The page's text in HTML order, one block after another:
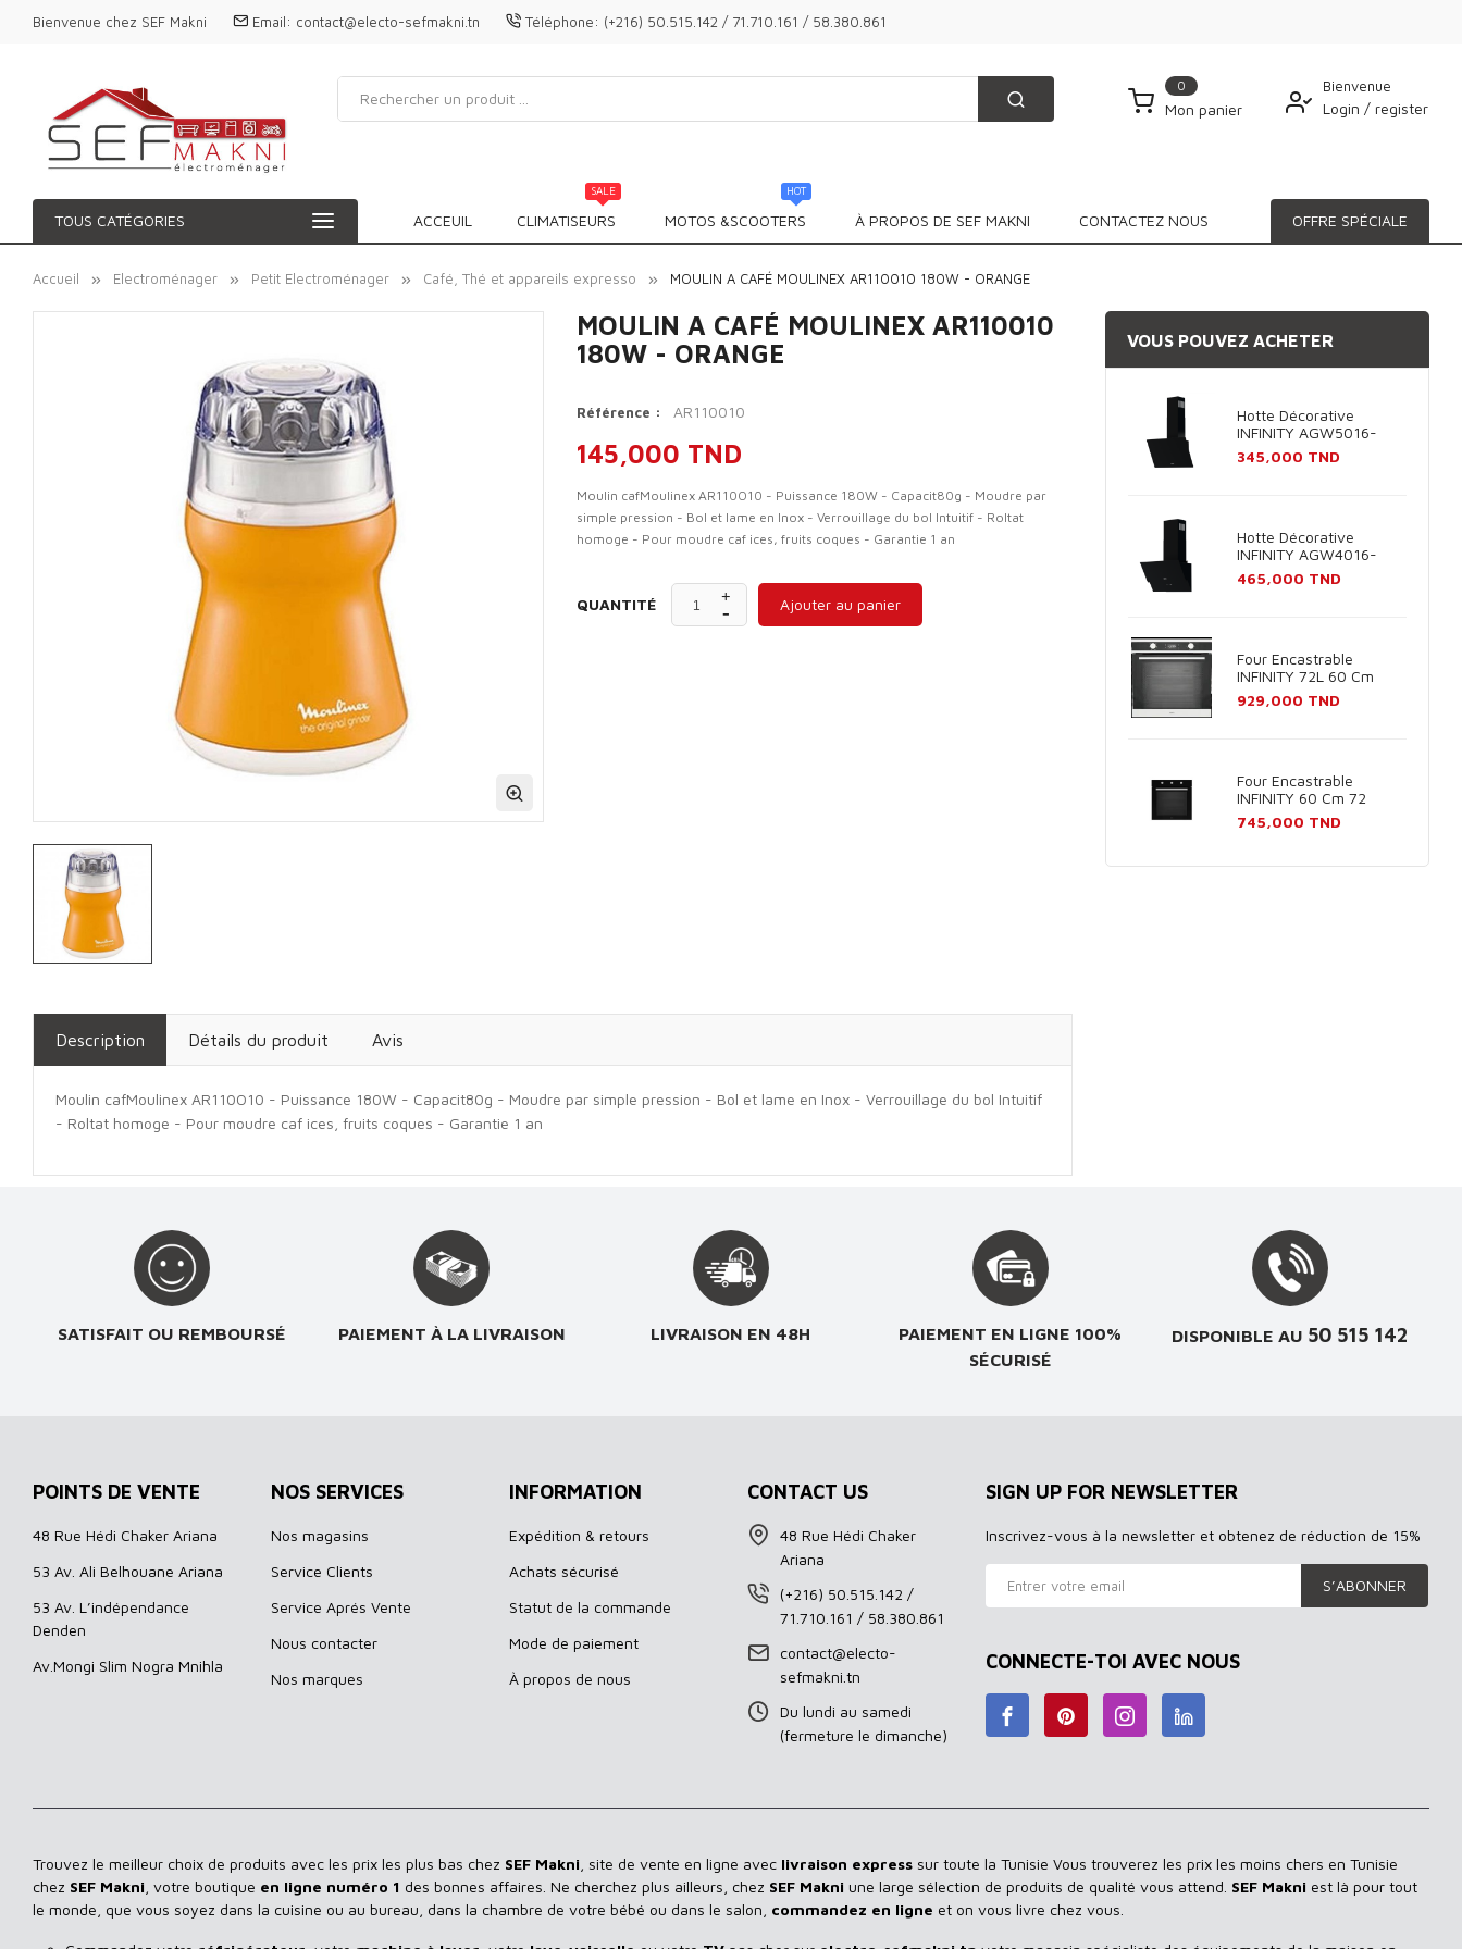
Bienvenue chez SEF Makni Email: contact@electo-sefmakni.tn Téléphone: (+216) 50.515.142 / 71.710.161 / 58.380.861
0
Mon panier
Bienvenue
Login/ register
TOUS CATÉGORIES ACCEUIL
SALE
CLIMATISEURS
HOT
MOTOS &SCOOTERS À PROPOS DE SEF MAKNI CONTACTEZ NOUS OFFRE SPÉCIALE
Accueil Electroménager Petit Electroménager Café, Thé et appareils expresso MOULIN A CAFÉ MOULINEX AR110010 180W - ORANGE
MOULIN A CAFÉ MOULINEX AR110010
180W - ORANGE
Référence : AR110010
145,000 TND
Moulin cafMoulinex AR110O10 - Puissance 180W - Capacit80g - Moudre par
simple pression - Bol et lame en Inox - Verrouillage du bol Intuitif - Roltat
homoge - Pour moudre caf ices, fruits coques - Garantie 1 an
QUANTITÉ Ajouter au panier
Description Détails du produit Avis
Moulin cafMoulinex AR110O10 - Puissance 180W - Capacit80g - Moudre par simple pression - Bol et lame en Inox - Verrouillage du bol Intuitif
- Roltat homoge - Pour moudre caf ices, fruits coques - Garantie 1 an
VOUS POUVEZ ACHETER
Hotte Décorative
INFINITY AGW5016-
60B 60cm - Noir
Prix
345,000 TND
Hotte Décorative
INFINITY AGW4016-
60B 60cm - Noir
Prix
465,000 TND
Four Encastrable
INFINITY 72L 60 Cm
Inox
Prix
929,000 TND
Four Encastrable
INFINITY 60 Cm 72
Litres Noir
Prix
745,000 TND
SATISFAIT OU REMBOURSÉ PAIEMENT À LA LIVRAISON LIVRAISON EN 48H
PAIEMENT EN LIGNE 100%
SÉCURISÉ
DISPONIBLE AU 50 515 142
POINTS DE VENTE
48 Rue Hédi Chaker Ariana
53 Av. Ali Belhouane Ariana
53 Av. L’indépendance
Denden
Av.Mongi Slim Nogra Mnihla
NOS SERVICES
Nos magasins
Service Clients
Service Aprés Vente
Nous contacter
Nos marques
INFORMATION
Expédition & retours
Achats sécurisé
Statut de la commande
Mode de paiement
À propos de nous
CONTACT US
48 Rue Hédi Chaker
Ariana
(+216) 50.515.142 /
71.710.161 / 58.380.861
contact@electo-
sefmakni.tn
Du lundi au samedi
(fermeture le dimanche)
SIGN UP FOR NEWSLETTER
Inscrivez-vous à la newsletter et obtenez de réduction de 15%
S’ABONNER
CONNECTE-TOI AVEC NOUS
Trouvez le meilleur choix de produits avec les prix les plus bas chez SEF Makni , site de vente en ligne avec livraison express sur toute la Tunisie Vous trouverez les prix les moins chers en Tunisie
chez SEF Makni , votre boutique en ligne numéro 1 des bonnes affaires. Ne cherchez plus ailleurs, chez SEF Makni une large sélection de produits de qualité vous attend. SEF Makni est là pour tout
le monde, que vous soyez dans la cuisine ou au bureau, dans la chambre de votre bébé ou dans le salon, commandez en ligne et on vous livre chez vous.